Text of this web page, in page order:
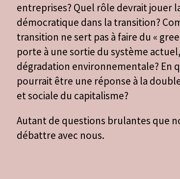
entreprises? Quel rôle devrait jouer
démocratique dans la transition?
transition ne sert pas à faire du «
porte à une sortie du système
dégradation environnementale? En
pourrait être une réponse à la
et sociale du capitalisme?
Autant de questions brulantes que
débattre avec nous.